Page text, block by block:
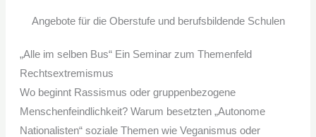
Angebote für die Oberstufe und berufsbildende Schulen
„Alle im selben Bus“ Ein Seminar zum Themenfeld
Rechtsextremismus
Wo beginnt Rassismus oder gruppenbezogene
Menschenfeindlichkeit? Warum besetzten „Autonome
Nationalisten“ soziale Themen wie Veganismus oder